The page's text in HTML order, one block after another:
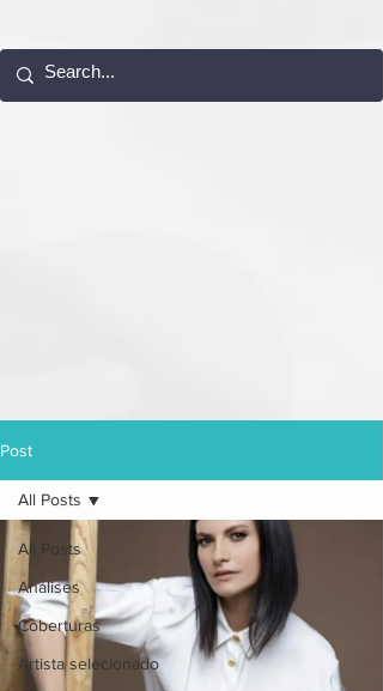
Post
All Posts
Análises
Coberturas
Artista selecionado
All Posts